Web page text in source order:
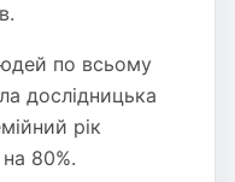
по всьому
дослідницька
рік
80%.